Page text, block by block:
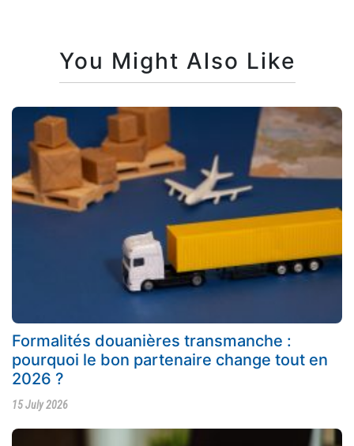
You Might Also Like
Formalités douanières transmanche :
pourquoi le bon partenaire change tout en
2026 ?
15 July 2026